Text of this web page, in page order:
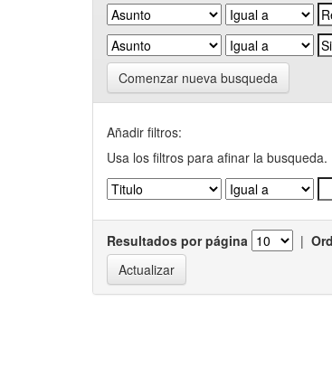
Comenzar nueva busqueda
Añadir filtros:
Usa los filtros para afinar la busqueda.
Resultados por página |